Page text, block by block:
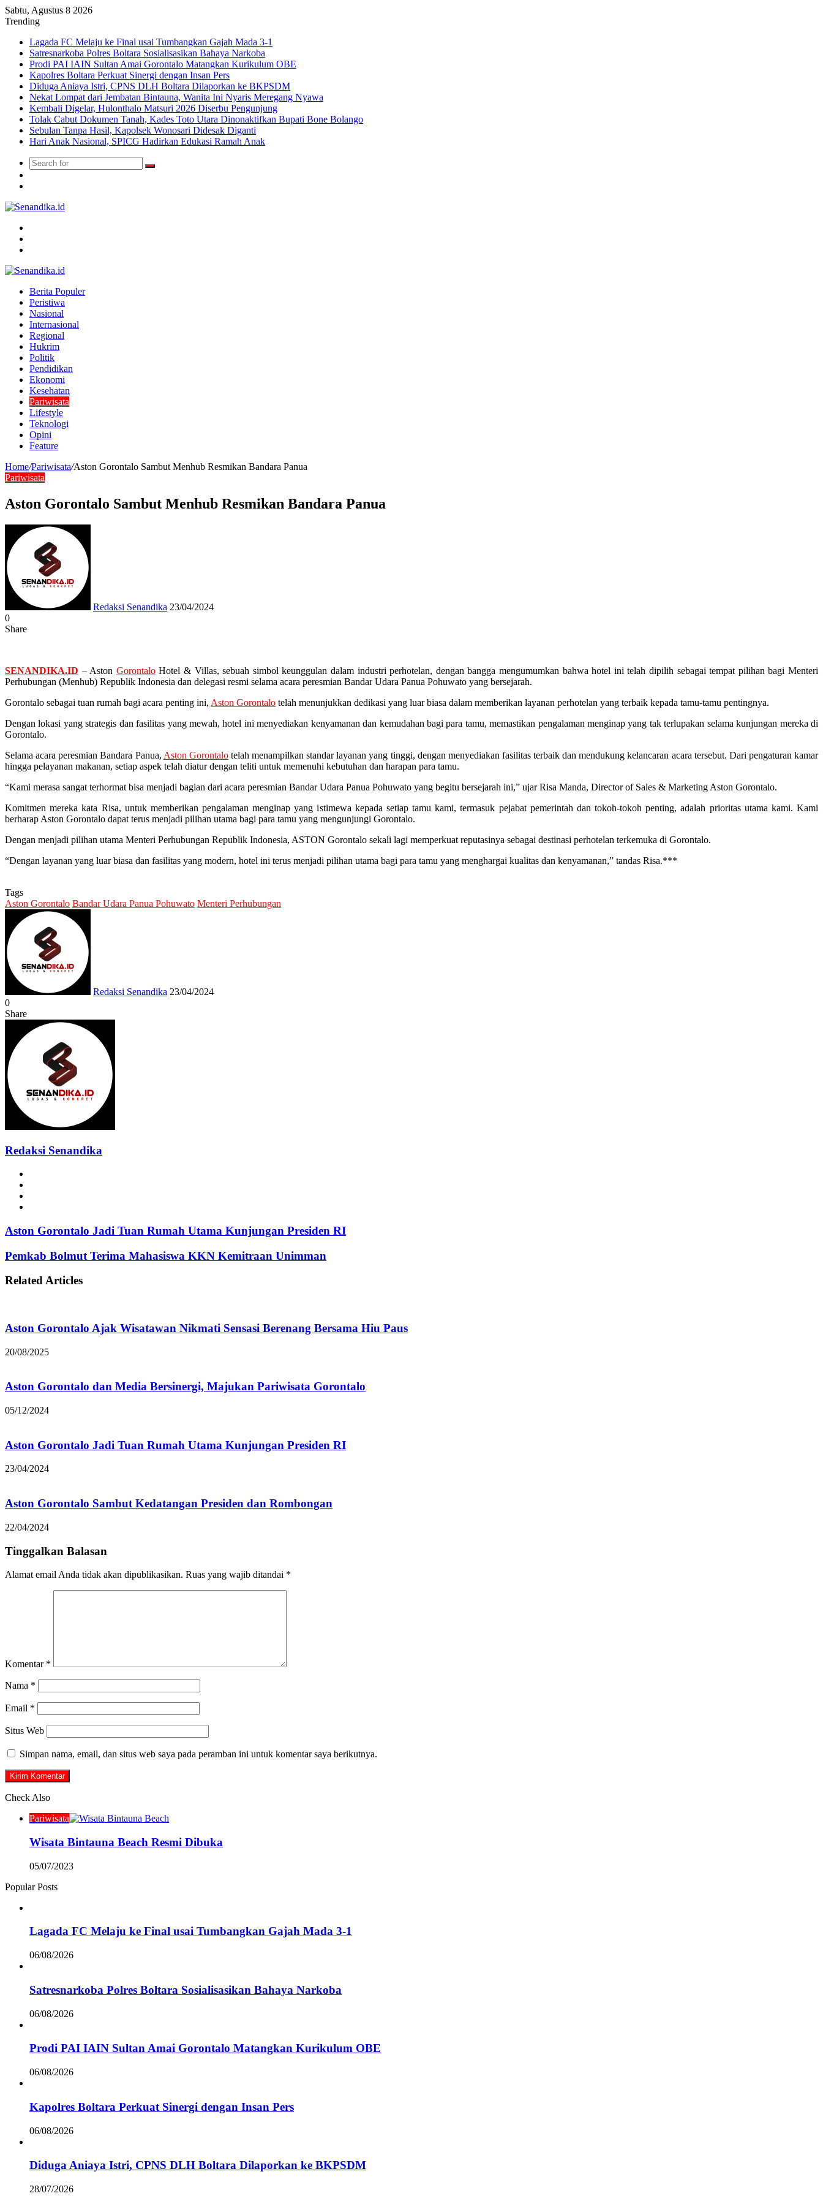
Sabtu, Agustus 8 2026
Trending
Lagada FC Melaju ke Final usai Tumbangkan Gajah Mada 3-1
Satresnarkoba Polres Boltara Sosialisasikan Bahaya Narkoba
Prodi PAI IAIN Sultan Amai Gorontalo Matangkan Kurikulum OBE
Kapolres Boltara Perkuat Sinergi dengan Insan Pers
Diduga Aniaya Istri, CPNS DLH Boltara Dilaporkan ke BKPSDM
Nekat Lompat dari Jembatan Bintauna, Wanita Ini Nyaris Meregang Nyawa
Kembali Digelar, Hulonthalo Matsuri 2026 Diserbu Pengunjung
Tolak Cabut Dokumen Tanah, Kades Toto Utara Dinonaktifkan Bupati Bone Bolango
Sebulan Tanpa Hasil, Kapolsek Wonosari Didesak Diganti
Hari Anak Nasional, SPICG Hadirkan Edukasi Ramah Anak
Search
Berita Populer
Peristiwa
Nasional
Internasional
Regional
Hukrim
Politik
Pendidikan
Ekonomi
Kesehatan
Pariwisata
Lifestyle
Teknologi
Opini
Feature
Home/Pariwisata/Aston Gorontalo Sambut Menhub Resmikan Bandara Panua
Pariwisata
Aston Gorontalo Sambut Menhub Resmikan Bandara Panua
Redaksi Senandika 23/04/2024
0
Share
SENANDIKA.ID – Aston GorontaloHotel & Villas, sebuah simbol keunggulan dalam industri perhotelan, dengan bangga mengumumkan bahwa hotel ini telah dipilih sebagai tempat pilihan bagi Menteri
Perhubungan (Menhub) Republik Indonesia dan delegasi resmi selama acara peresmian Bandar Udara Panua Pohuwato yang bersejarah.
Gorontalo sebagai tuan rumah bagi acara penting ini, Aston Gorontalo telah menunjukkan dedikasi yang luar biasa dalam memberikan layanan perhotelan yang terbaik kepada tamu-tamu pentingnya.
Dengan lokasi yang strategis dan fasilitas yang mewah, hotel ini menyediakan kenyamanan dan kemudahan bagi para tamu, memastikan pengalaman menginap yang tak terlupakan selama kunjungan mereka di
Gorontalo.
Selama acara peresmian Bandara Panua, Aston Gorontalotelah menampilkan standar layanan yang tinggi, dengan menyediakan fasilitas terbaik dan mendukung kelancaran acara tersebut. Dari pengaturan kamar
hingga pelayanan makanan, setiap aspek telah diatur dengan teliti untuk memenuhi kebutuhan dan harapan para tamu.
“Kami merasa sangat terhormat bisa menjadi bagian dari acara peresmian Bandar Udara Panua Pohuwato yang begitu bersejarah ini,” ujar Risa Manda, Director of Sales & Marketing Aston Gorontalo.
Komitmen mereka kata Risa, untuk memberikan pengalaman menginap yang istimewa kepada setiap tamu kami, termasuk pejabat pemerintah dan tokoh-tokoh penting, adalah prioritas utama kami. Kami
berharap Aston Gorontalo dapat terus menjadi pilihan utama bagi para tamu yang mengunjungi Gorontalo.
Dengan menjadi pilihan utama Menteri Perhubungan Republik Indonesia, ASTON Gorontalo sekali lagi memperkuat reputasinya sebagai destinasi perhotelan terkemuka di Gorontalo.
“Dengan layanan yang luar biasa dan fasilitas yang modern, hotel ini terus menjadi pilihan utama bagi para tamu yang menghargai kualitas dan kenyamanan,” tandas Risa.***
Tags
Aston Gorontalo Bandar Udara Panua Pohuwato Menteri Perhubungan
Redaksi Senandika 23/04/2024
0
Share
Facebook
Messenger
Messenger
WhatsApp
Telegram
Redaksi Senandika
Aston Gorontalo Jadi Tuan Rumah Utama Kunjungan Presiden RI
Pemkab Bolmut Terima Mahasiswa KKN Kemitraan Unimman
Related Articles
Aston Gorontalo Ajak Wisatawan Nikmati Sensasi Berenang Bersama Hiu Paus
20/08/2025
Aston Gorontalo dan Media Bersinergi, Majukan Pariwisata Gorontalo
05/12/2024
Aston Gorontalo Jadi Tuan Rumah Utama Kunjungan Presiden RI
23/04/2024
Aston Gorontalo Sambut Kedatangan Presiden dan Rombongan
22/04/2024
Tinggalkan Balasan
Alamat email Anda tidak akan dipublikasikan. Ruas yang wajib ditandai *
Komentar *
Nama *
Email *
Situs Web
Simpan nama, email, dan situs web saya pada peramban ini untuk komentar saya berikutnya.
Check Also
Pariwisata
Wisata Bintauna Beach Resmi Dibuka
05/07/2023
Popular Posts
Lagada FC Melaju ke Final usai Tumbangkan Gajah Mada 3-1
06/08/2026
Satresnarkoba Polres Boltara Sosialisasikan Bahaya Narkoba
06/08/2026
Prodi PAI IAIN Sultan Amai Gorontalo Matangkan Kurikulum OBE
06/08/2026
Kapolres Boltara Perkuat Sinergi dengan Insan Pers
06/08/2026
Diduga Aniaya Istri, CPNS DLH Boltara Dilaporkan ke BKPSDM
28/07/2026